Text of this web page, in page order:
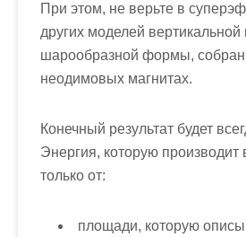
При этом, не верьте в
других моделей вертикальной
шарообразной формы,
неодимовых магнитах.
Конечный результат будет
Энергия, которую производит
только от:
площади, которую